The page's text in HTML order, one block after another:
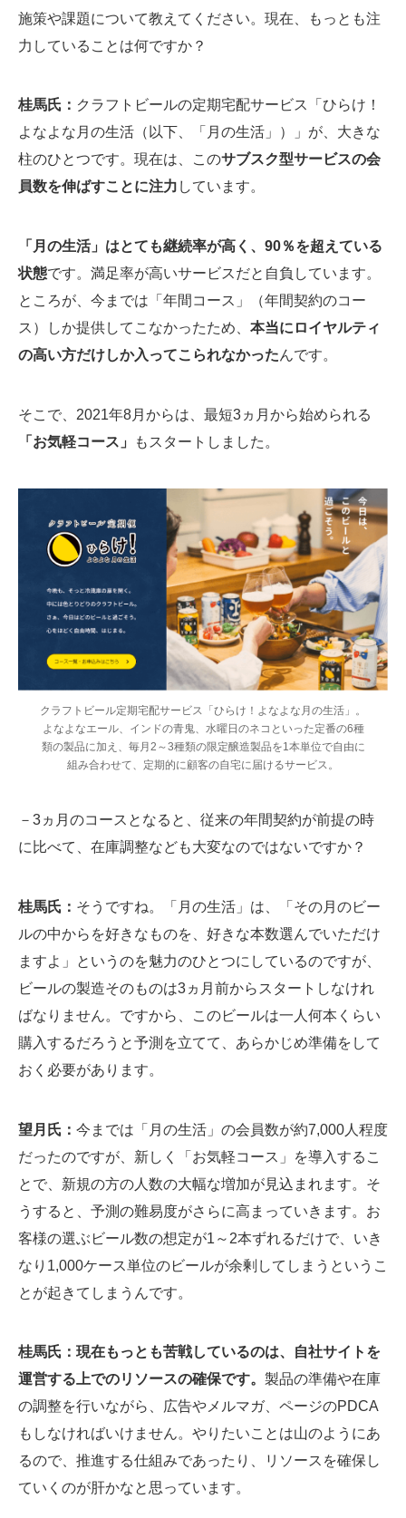
施策や課題について教えてください。現在、もっとも注
力していることは何ですか？
桂馬氏： クラフトビールの定期宅配サービス「ひらけ！
よなよな月の生活（以下、「月の生活」）」が、大きな
柱のひとつです。現在は、このサブスク型サービスの会
員数を伸ばすことに注力 しています。
「月の生活」はとても継続率が高く、90％を超えている
状態です。満足率が高いサービスだと自負しています。
ところが、今までは「年間コース」（年間契約のコー
ス）しか提供してこなかったため、 本当にロイヤルティ
の高い方だけしか入ってこられなかったんです。
そこで、2021年8月からは、最短3ヵ月から始められる
「お気軽コース」
もスタートしました。
クラフトビール定期宅配サービス「ひらけ！よなよな月の生活」。
よなよなエール、インドの青鬼、水曜日のネコといった定番の6種
類の製品に加え、毎月2～3種類の限定醸造製品を1本単位で自由に
組み合わせて、定期的に顧客の自宅に届けるサービス。
－3ヵ月のコースとなると、従来の年間契約が前提の時
に比べて、在庫調整なども大変なのではないですか？
桂馬氏： そうですね。「月の生活」は、「その月のビー
ルの中からを好きなものを、好きな本数選んでいただけ
ますよ」というのを魅力のひとつにしているのですが、
ビールの製造そのものは3ヵ月前からスタートしなけれ
ばなりません。ですから、このビールは一人何本くらい
購入するだろうと予測を立てて、あらかじめ準備をして
おく必要があります。
望月氏： 今までは「月の生活」の会員数が約7,000人程度
だったのですが、新しく「お気軽コース」を導入するこ
とで、新規の方の人数の大幅な増加が見込まれます。そ
うすると、予測の難易度がさらに高まっていきます。お
客様の選ぶビール数の想定が1～2本ずれるだけで、いき
なり1,000ケース単位のビールが余剰してしまうというこ
とが起きてしまうんです。
桂馬氏：現在もっとも苦戦しているのは、自社サイトを
運営する上でのリソースの確保です。 製品の準備や在庫
の調整を行いながら、広告やメルマガ、ページのPDCA
もしなければいけません。やりたいことは山のようにあ
るので、推進する仕組みであったり、リソースを確保し
ていくのが肝かなと思っています。